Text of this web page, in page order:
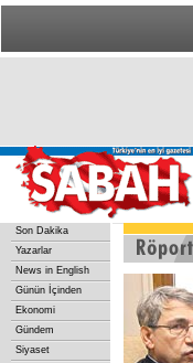
Son Dakika
Yazarlar
News in English
Günün İçinden
Ekonomi
Gündem
Siyaset